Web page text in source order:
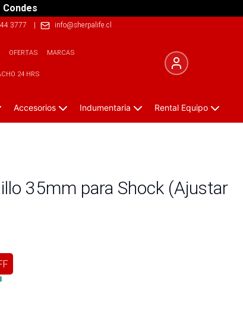
Condes
3777 | info@sherpalife.cl
OFERTAS MARCAS
24 HRS
Accesorios Indumentaria Rental Equipo
35mm para Shock (Ajustar